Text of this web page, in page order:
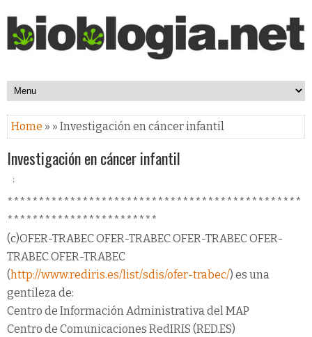
Home » » Investigación en cáncer infantil
Investigación en cáncer infantil
***********************************************
************************
(c)OFER-TRABEC OFER-TRABEC OFER-TRABEC OFER-
TRABEC OFER-TRABEC
(http://www.rediris.es/list/sdis/ofer-trabec/) es una
gentileza de:
Centro de Información Administrativa del MAP
Centro de Comunicaciones RedIRIS (RED.ES)